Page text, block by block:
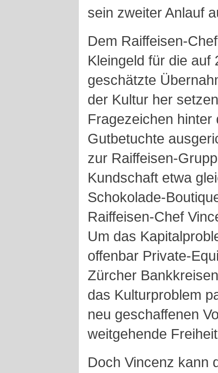
sein zweiter Anlauf
Dem Raiffeisen-
Kleingeld für die auf
geschätzte
der Kultur her
Fragezeichen hinter
Gutbetuchte
zur Raiffeisen-
Kundschaft etwa
Schokolade-
Raiffeisen-Chef
Um das
offenbar Private-
Zürcher
das Kulturproblem
neu geschaffenen
weitgehende
Doch Vincenz kann